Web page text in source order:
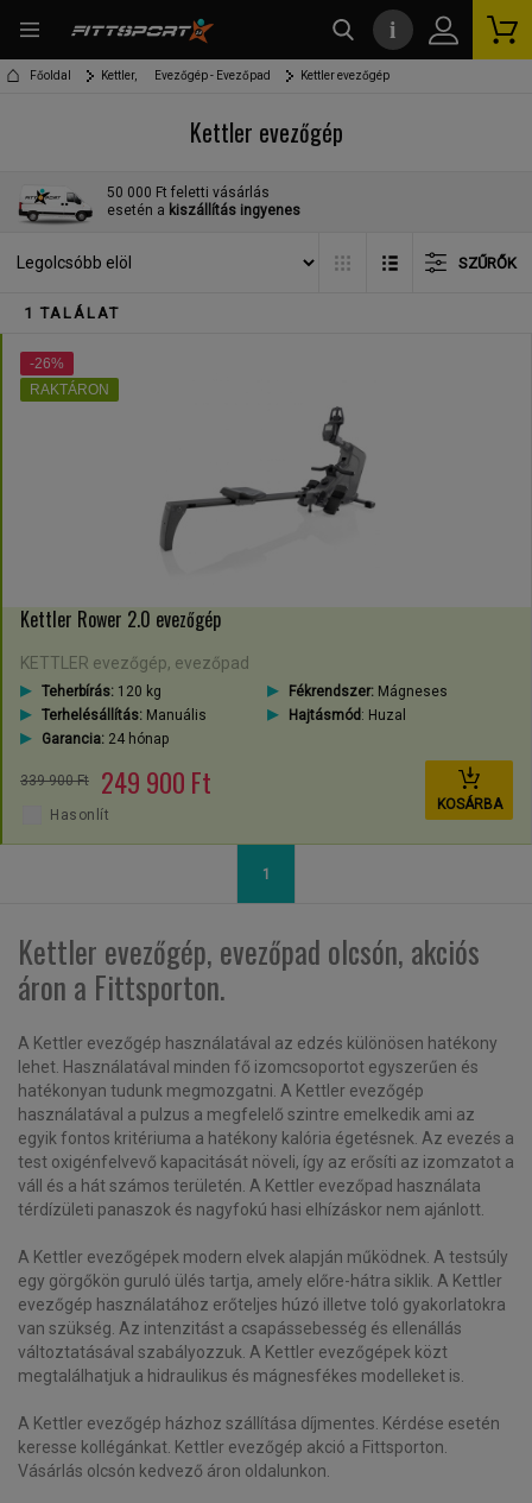
Főoldal Kettler, Evezőgép - Evezőpad Kettler evezőgép
Kettler evezőgép
50 000 Ft feletti vásárlás
esetén a kiszállítás ingyenes
SZŰRŐK
1 TALÁLAT
Kettler Rower 2.0 evezőgép
KETTLER evezőgép, evezőpad
Teherbírás: 120 kg Fékrendszer:Mágneses
Terhelésállítás: Manuális Hajtásmód : Huzal
Garancia: 24 hónap
339 900 Ft 249 900 Ft
KOSÁRBA
-26%
RAKTÁRON
Hasonlít
1
Kettler evezőgép, evezőpad olcsón, akciós
áron a Fittsporton.
A Kettler evezőgép használatával az edzés különösen hatékony
lehet. Használatával minden fő izomcsoportot egyszerűen és
hatékonyan tudunk megmozgatni. A Kettler evezőgép
használatával a pulzus a megfelelő szintre emelkedik ami az
egyik fontos kritériuma a hatékony kalória égetésnek. Az evezés a
test oxigénfelvevő kapacitását növeli, így az erősíti az izomzatot a
váll és a hát számos területén. A Kettler evezőpad használata
térdízületi panaszok és nagyfokú hasi elhízáskor nem ajánlott.
A Kettler evezőgépek modern elvek alapján működnek. A testsúly
egy görgőkön guruló ülés tartja, amely előre-hátra siklik. A Kettler
evezőgép használatához erőteljes húzó illetve toló gyakorlatokra
van szükség. Az intenzitást a csapássebesség és ellenállás
változtatásával szabályozzuk. A Kettler evezőgépek közt
megtalálhatjuk a hidraulikus és mágnesfékes modelleket is.
A Kettler evezőgép házhoz szállítása díjmentes. Kérdése esetén
keresse kollégánkat. Kettler evezőgép akció a Fittsporton.
Vásárlás olcsón kedvező áron oldalunkon.
i
kereső